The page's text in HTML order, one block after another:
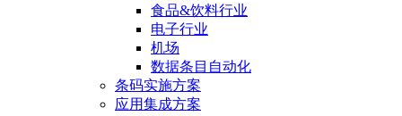
食品&饮料行业
电子行业
机场
数据条目自动化
条码实施方案
应用集成方案